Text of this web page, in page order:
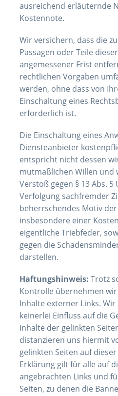
ausreichend erläuternde
Kostennote.
Wir versichern, dass die
Passagen oder Teile
angemessener Frist
rechtlichen Vorgaben
werden, ohne dass von
Einschaltung eines
erforderlich ist.
Die Einschaltung eines
Diensteanbieter
entspricht nicht dessen
mutmaßlichen Willen und
Verstoß gegen § 13 Abs. 5
Verfolgung sachfremder
beherrschendes Motiv
insbesondere einer
eigentliche Triebfeder,
gegen die
darstellen.
Haftungshinweis: Trotz
Kontrolle übernehmen
Inhalte externer Links.
keinerlei Einfluss auf die
Inhalte der gelinkten
distanzieren uns hiermit
gelinkten Seiten auf
Erklärung gilt für alle auf
angebrachten Links und
Seiten, zu denen die